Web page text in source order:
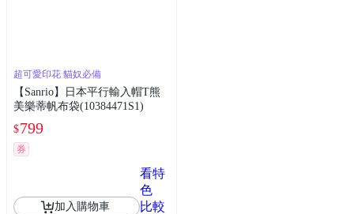
超可愛印花 貓奴必備
【Sanrio】日本平行輸入帽T熊
美樂蒂帆布袋(10384471S1)
$799
券
加入購物車
看特
色
比較